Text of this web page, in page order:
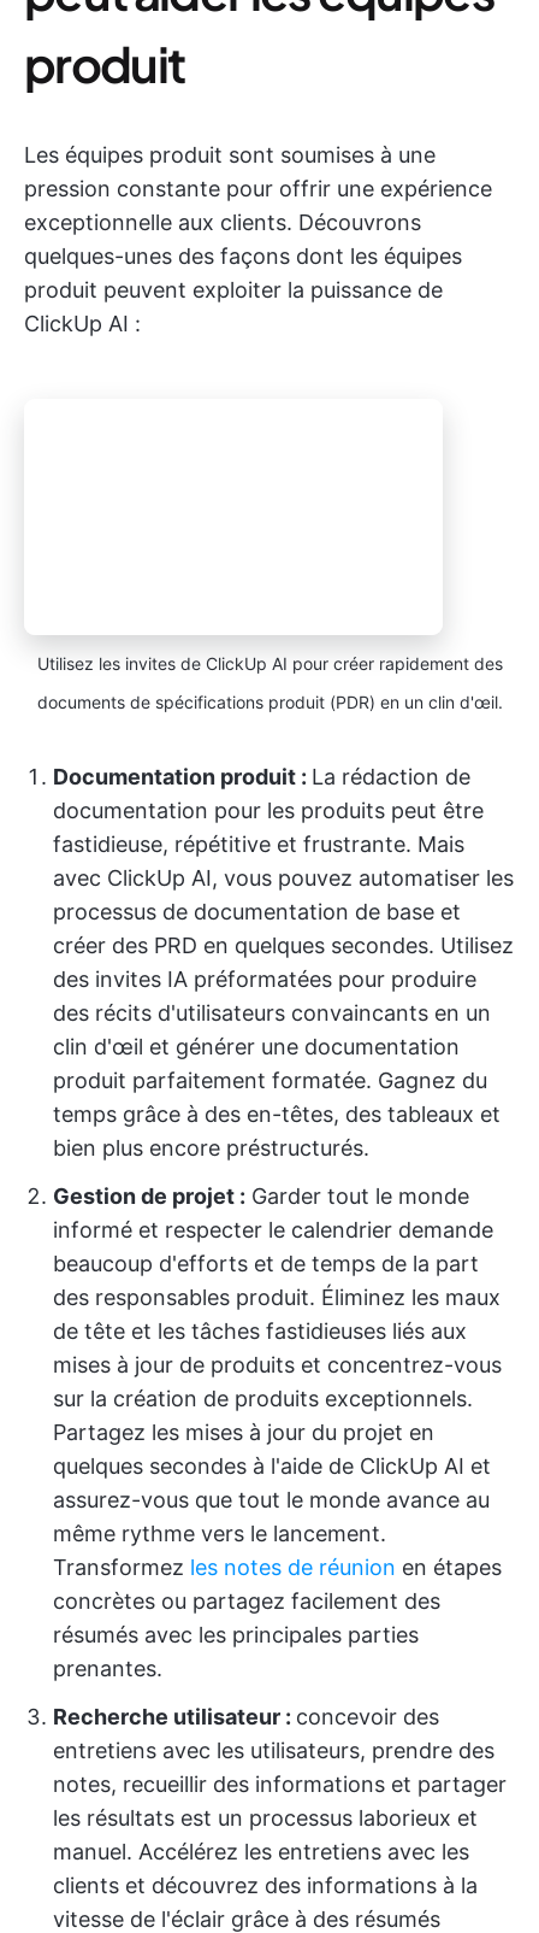
produit
Les équipes produit sont soumises à une
pression constante pour offrir une expérience
exceptionnelle aux clients. Découvrons
quelques-unes des façons dont les équipes
produit peuvent exploiter la puissance de
ClickUp AI :
Utilisez les invites de ClickUp AI pour créer rapidement des
documents de spécifications produit (PDR) en un clin d'œil.
Documentation produit : La rédaction de
documentation pour les produits peut être
fastidieuse, répétitive et frustrante. Mais
avec ClickUp AI, vous pouvez automatiser les
processus de documentation de base et
créer des PRD en quelques secondes. Utilisez
des invites IA préformatées pour produire
des récits d'utilisateurs convaincants en un
clin d'œil et générer une documentation
produit parfaitement formatée. Gagnez du
temps grâce à des en-têtes, des tableaux et
bien plus encore préstructurés.
Gestion de projet : Garder tout le monde
informé et respecter le calendrier demande
beaucoup d'efforts et de temps de la part
des responsables produit. Éliminez les maux
de tête et les tâches fastidieuses liés aux
mises à jour de produits et concentrez-vous
sur la création de produits exceptionnels.
Partagez les mises à jour du projet en
quelques secondes à l'aide de ClickUp AI et
assurez-vous que tout le monde avance au
même rythme vers le lancement.
Transformez les notes de réunion en étapes
concrètes ou partagez facilement des
résumés avec les principales parties
prenantes.
Recherche utilisateur : concevoir des
entretiens avec les utilisateurs, prendre des
notes, recueillir des informations et partager
les résultats est un processus laborieux et
manuel. Accélérez les entretiens avec les
clients et découvrez des informations à la
vitesse de l'éclair grâce à des résumés